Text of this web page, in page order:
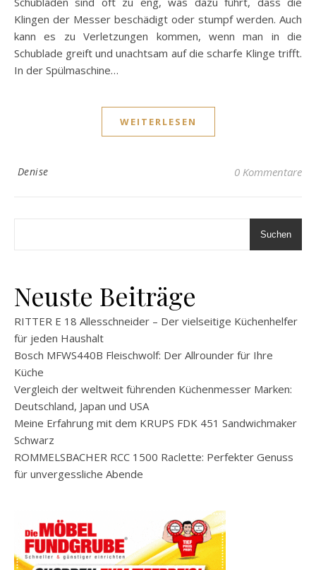
Klingen der Messer beschädigt oder stumpf werden. Auch
kann es zu Verletzungen kommen, wenn man in die
Schublade greift und unachtsam auf die scharfe Klinge trifft.
In der Spülmaschine…
WEITERLESEN
Denise 0 Kommentare
Suchen
Neuste Beiträge
RITTER E 18 Allesschneider – Der vielseitige Küchenhelfer
für jeden Haushalt
Bosch MFWS440B Fleischwolf: Der Allrounder für Ihre
Küche
Vergleich der weltweit führenden Küchenmesser Marken:
Deutschland, Japan und USA
Meine Erfahrung mit dem KRUPS FDK 451 Sandwichmaker
Schwarz
ROMMELSBACHER RCC 1500 Raclette: Perfekter Genuss
für unvergessliche Abende